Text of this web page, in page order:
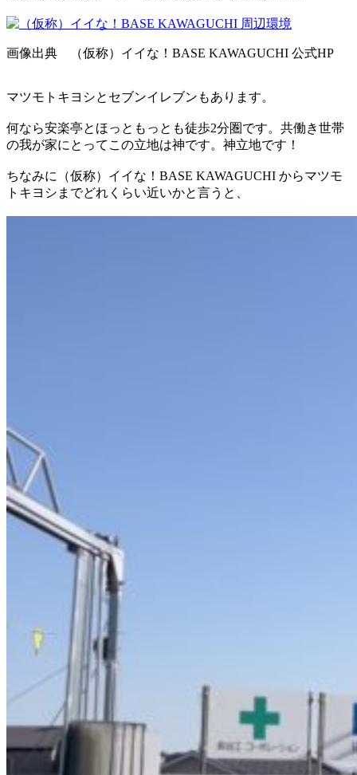
画像出典 （仮称）イイな！BASE KAWAGUCHI 公式HP
マツモトキヨシとセブンイレブンもあります。
何なら安楽亭とほっともっとも徒歩2分圏です。共働き世帯
の我が家にとってこの立地は神です。神立地です！
ちなみに（仮称）イイな！BASE KAWAGUCHI からマツモ
トキヨシまでどれくらい近いかと言うと、